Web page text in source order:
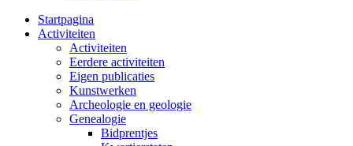
Startpagina
Activiteiten
Activiteiten
Eerdere activiteiten
Eigen publicaties
Kunstwerken
Archeologie en geologie
Genealogie
Bidprentjes